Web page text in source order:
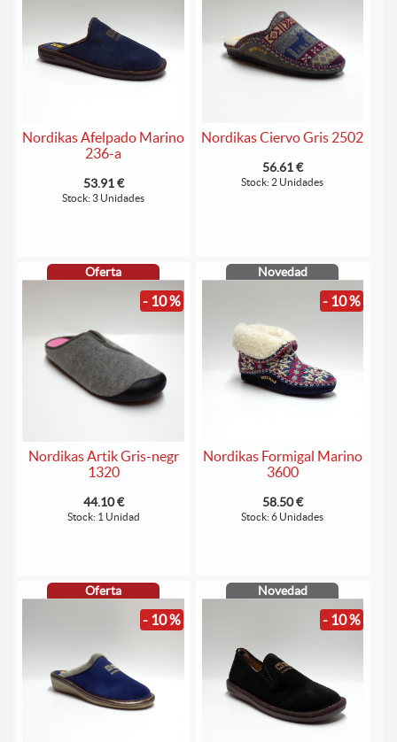
Nordikas Afelpado Marino
236-a
53.91 €
Stock: 3 Unidades
Nordikas Ciervo Gris 2502
56.61 €
Stock: 2 Unidades
Oferta
- 10 %
Nordikas Artik Gris-negr
1320
44.10 €
Stock: 1 Unidad
Novedad
- 10 %
Nordikas Formigal Marino
3600
58.50 €
Stock: 6 Unidades
Oferta
- 10 %
Novedad
- 10 %